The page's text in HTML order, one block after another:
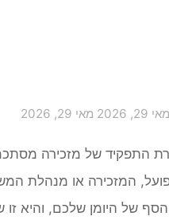
מאי 29, 2026 מאי 29, 2026
התפקיד של מזכירה
המזכירה או מנהלת
של היומן שלכם, והיא זו